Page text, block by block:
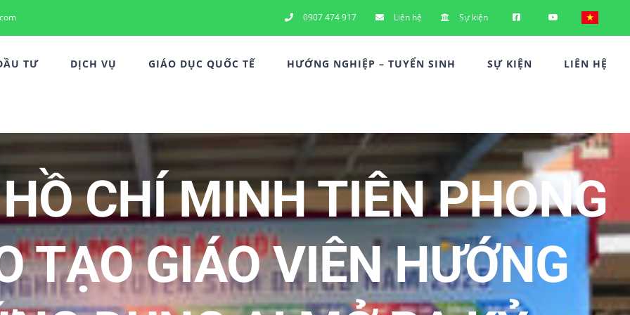
0907 474 917 Liên hệ Sự kiện
TƯ DỊCH VỤ GIÁO DỤC QUỐC TẾ HƯỚNG NGHIỆP – TUYỂN SINH SỰ KIỆN LIÊN HỆ
CHÍ MINH TIÊN PHONG
TẠO GIÁO VIÊN HƯỚNG